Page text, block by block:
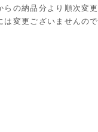
らの納品分より順次変更
は変更ございませんの